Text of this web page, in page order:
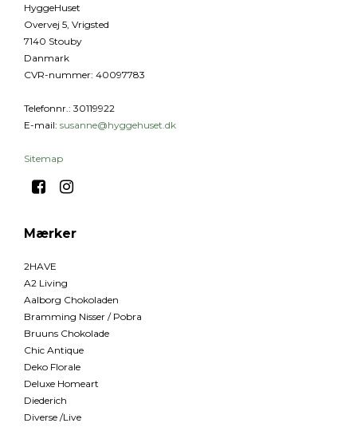
HyggeHuset
Overvej 5, Vrigsted
7140 Stouby
Danmark
CVR-nummer: 40097783
Telefonnr. : 30119922
E-mail: susanne@hyggehuset.dk
Sitemap
Mærker
2HAVE
A2 Living
Aalborg Chokoladen
Bramming Nisser / Pobra
Bruuns Chokolade
Chic Antique
Deko Florale
Deluxe Homeart
Diederich
Diverse /Live